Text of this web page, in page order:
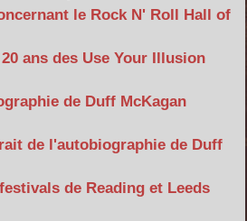
le Rock N' Roll Hall of
ans des Use Your Illusion
de Duff McKagan
de l'autobiographie de Duff
de Reading et Leeds